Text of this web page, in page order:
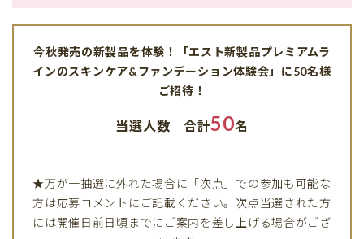
今秋発売の新製品を体験！「エスト新製品プレミアムラ
インのスキンケア&ファンデーション体験会」に50名様
ご招待！
当選人数 合計50名
★万が一抽選に外れた場合に「次点」での参加も可能な
方は応募コメントにご記載ください。次点当選された方
には開催日前日頃までにご案内を差し上げる場合がござ